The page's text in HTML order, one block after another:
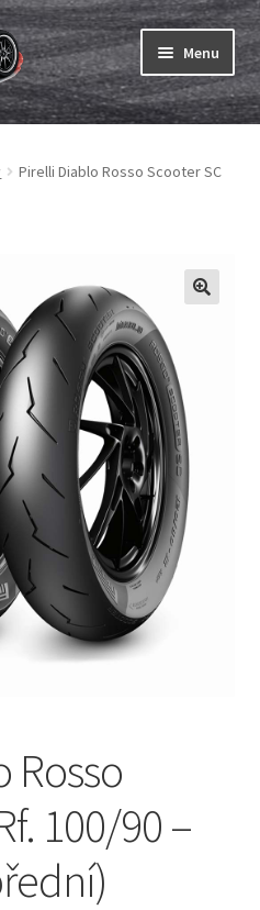
Menu
Expand
menu
Expand
menu
Pirelli Diablo Rosso Scooter SC
Rosso
100/90 –